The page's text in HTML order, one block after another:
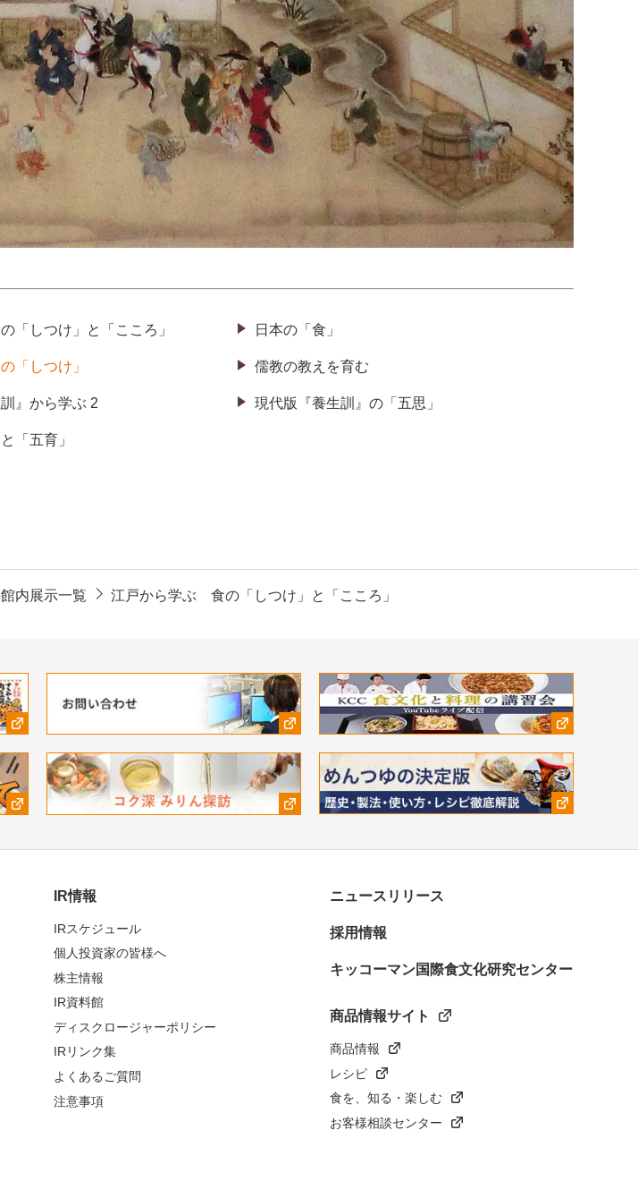
「しつけ」と「こころ」 日本の「食」
「しつけ」 儒教の教えを育む
』から学ぶ 2 現代版『養生訓』の「五思」
「五育」
内展示一覧
江戸から学ぶ 食の「しつけ」と「こころ」
IR情報
IRスケジュール
個人投資家の皆様へ
株主情報
IR資料館
ディスクロージャーポリシー
IRリンク集
よくあるご質問
注意事項
ニュースリリース
採用情報
キッコーマン国際食文化研究センター
商品情報サイト
商品情報
レシピ
食を、知る・楽しむ
お客様相談センター